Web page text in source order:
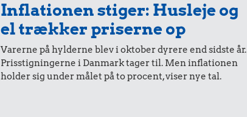
10,- = 167,-
Inflationen stiger: Husleje og
el trækker priserne op
Varerne på hylderne blev i oktober dyrere end sidste år.
Prisstigningerne i Danmark tager til. Men inflationen
holder sig under målet på to procent, viser nye tal.